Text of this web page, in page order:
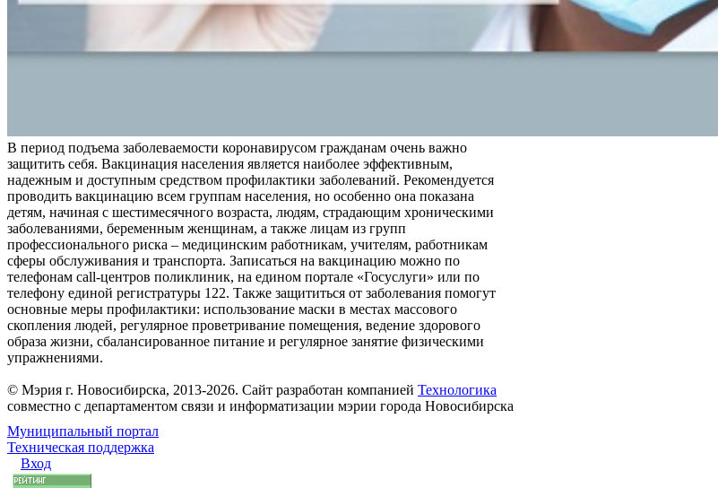
В период подъема заболеваемости коронавирусом гражданам очень важно
защитить себя. Вакцинация населения является наиболее эффективным,
надежным и доступным средством профилактики заболеваний. Рекомендуется
проводить вакцинацию всем группам населения, но особенно она показана
детям, начиная с шестимесячного возраста, людям, страдающим хроническими
заболеваниями, беременным женщинам, а также лицам из групп
профессионального риска – медицинским работникам, учителям, работникам
сферы обслуживания и транспорта. Записаться на вакцинацию можно по
телефонам call-центров поликлиник, на едином портале «Госуслуги» или по
телефону единой регистратуры 122. Также защититься от заболевания помогут
основные меры профилактики: использование маски в местах массового
скопления людей, регулярное проветривание помещения, ведение здорового
образа жизни, сбалансированное питание и регулярное занятие физическими
упражнениями.
© Мэрия г. Новосибирска, 2013-2026. Сайт разработан компанией Технологика
совместно с департаментом связи и информатизации мэрии города Новосибирска
Муниципальный портал
Техническая поддержка
Вход